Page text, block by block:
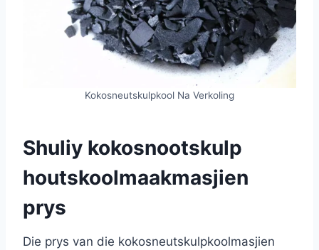
Kokosneutskulpkool Na Verkoling
Shuliy kokosnootskulp
houtskoolmaakmasjien
prys
Die prys van die kokosneutskulpkoolmasjien